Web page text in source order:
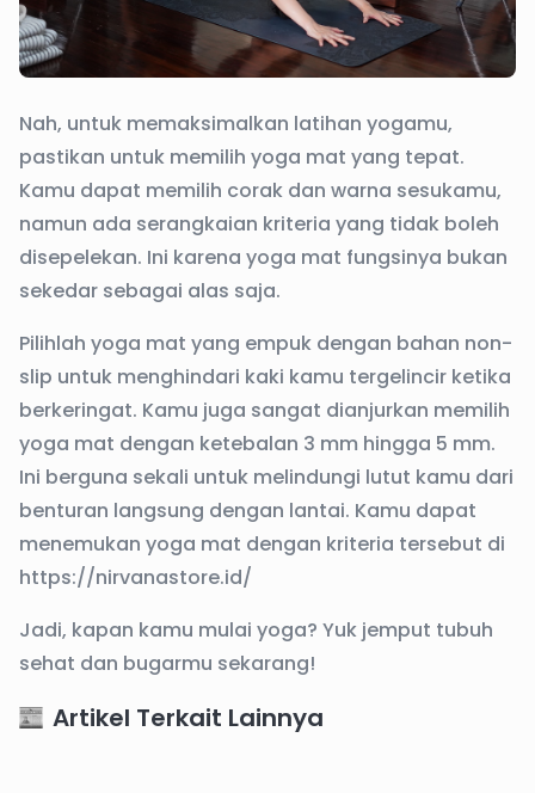
Nah, untuk memaksimalkan latihan yogamu,
pastikan untuk memilih yoga mat yang tepat.
Kamu dapat memilih corak dan warna sesukamu,
namun ada serangkaian kriteria yang tidak boleh
disepelekan. Ini karena yoga mat fungsinya bukan
sekedar sebagai alas saja.
Pilihlah yoga mat yang empuk dengan bahan non-
slip untuk menghindari kaki kamu tergelincir ketika
berkeringat. Kamu juga sangat dianjurkan memilih
yoga mat dengan ketebalan 3 mm hingga 5 mm.
Ini berguna sekali untuk melindungi lutut kamu dari
benturan langsung dengan lantai. Kamu dapat
menemukan yoga mat dengan kriteria tersebut di
https://nirvanastore.id/
Jadi, kapan kamu mulai yoga? Yuk jemput tubuh
sehat dan bugarmu sekarang!
Artikel Terkait Lainnya